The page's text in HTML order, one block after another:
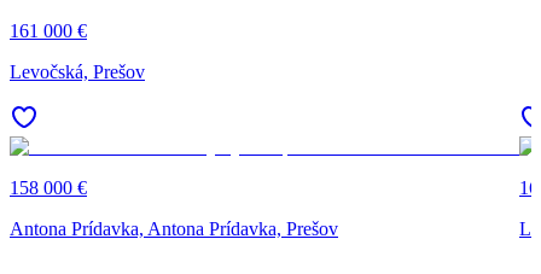
161 000 €
Levočská, Prešov
158 000 €
Antona Prídavka, Antona Prídavka, Prešov